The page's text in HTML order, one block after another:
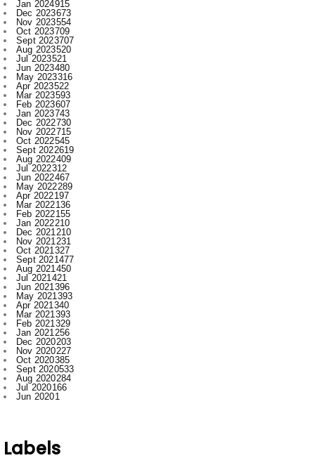
Aug 2023520
Jul 2023521
Jun 2023480
May 2023316
Apr 2023522
Mar 2023593
Feb 2023607
Jan 2023743
Dec 2022730
Nov 2022715
Oct 2022545
Sept 2022619
Aug 2022409
Jul 2022312
Jun 2022467
May 2022289
Apr 2022197
Mar 2022136
Feb 2022155
Jan 2022210
Dec 2021210
Nov 2021231
Oct 2021327
Sept 2021477
Aug 2021450
Jul 2021421
Jun 2021396
May 2021393
Apr 2021340
Mar 2021393
Feb 2021329
Jan 2021256
Dec 2020203
Nov 2020227
Oct 2020385
Sept 2020533
Aug 2020284
Jul 2020166
Jun 20201
Ambagarh
Ambagarh Chauki